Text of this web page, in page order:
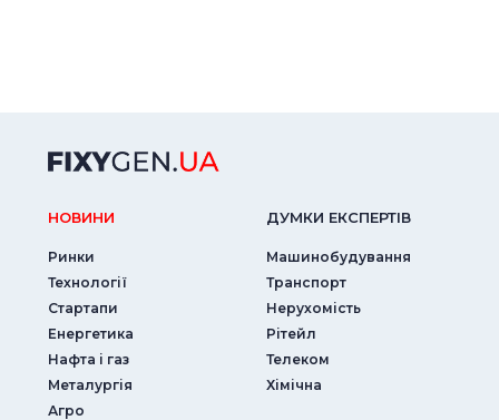
НОВИНИ
Ринки
Технології
Стартапи
Енергетика
Нафта і газ
Металургія
Агро
ДУМКИ ЕКСПЕРТIВ
Машинобудування
Транспорт
Нерухомість
Рітейл
Телеком
Хімічна